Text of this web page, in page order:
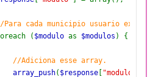
Para cada municipio usuario
( $modulo as $modulos ) {
//Adiciona esse array.
array_push( $response "modulo"